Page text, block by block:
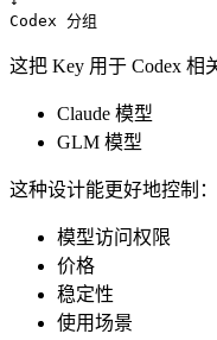
Codex 分组
这把 Key 用于 Codex 相
Claude 模型
GLM 模型
这种设计能更好地控制：
模型访问权限
价格
稳定性
使用场景